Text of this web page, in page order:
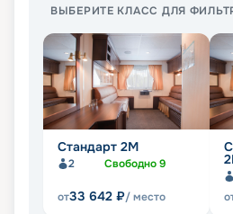
ВЫБЕРИТЕ КЛАСС ДЛЯ
Стандарт 2M
2 Свободно9
от33 642 ₽/ место